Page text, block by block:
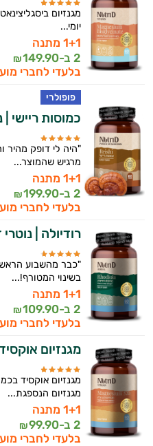
מגנזיום
יומי...
1+1 מתנה
2 ב-
149.90
₪
בלעדי לחברי
פופולרי
כמוסות ריישי |
"היה לי דופק מהיר
מרגיש שהמוצר...
1+1 מתנה
2 ב-
199.90
₪
בלעדי לחברי
רודיולה | נוטרי
"כבר מהשבוע
בשינוי המטורף!...
1+1 מתנה
2 ב-
109.90
₪
בלעדי לחברי
מגנזיום אוקסיד 520 מ״ג | נוטרי
מגנזיום אוקסיד
מגנזיום הנספגת...
1+1 מתנה
2 ב-
99.90
₪
בלעדי לחברי